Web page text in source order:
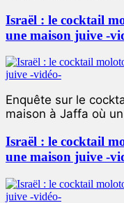
Israël : le cocktail
une maison juive -
Enquête sur le
maison à Jaffa où
Israël : le cocktail
une maison juive -